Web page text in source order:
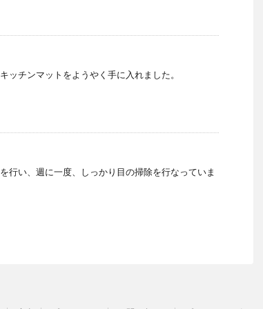
ッチンマットをようやく手に入れました。
行い、週に一度、しっかり目の掃除を行なっていま